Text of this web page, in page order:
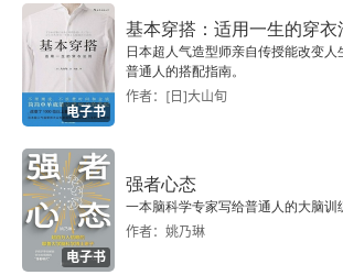
电子书
基本穿搭：适用一生的穿衣
日本超人气造型师亲自传授能改变
普通人的搭配指南。
作者：[日]大山旬
电子书
强者心态
一本脑科学专家写给普通人的大脑训
作者：姚乃琳